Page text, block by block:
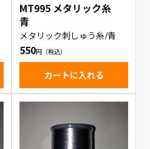
MT995 メタリック糸
青
メタリック刺しゅう糸/青
550
カートに入れる